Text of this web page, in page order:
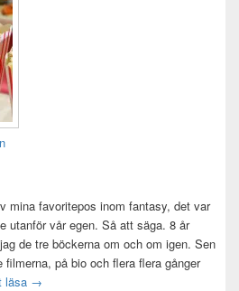
mina favoritepos inom fantasy, det var
utanför vår egen. Så att säga. 8 år
de tre böckerna om och om igen. Sen
på bio och flera flera gånger
läsa Sagan om ringen-maraton
→